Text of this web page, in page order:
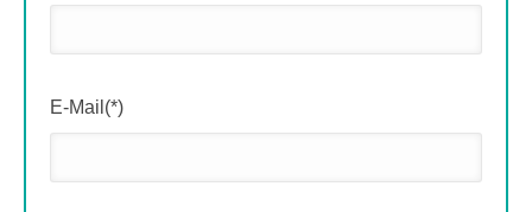
E-Mail(*)